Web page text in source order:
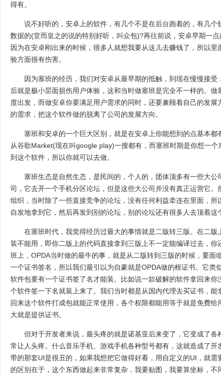
得有。
说不好听的，安卓上的软件，有几个不是在后台跑着的，有几个
数据的(堂而皇之的说的特别好听，叫众包)?再往前说，安卓早期一
因为在安卓刚出来的时候，很多人就想我要从这儿去赚钱了，所以
验方面很有伤害。
因为塞班的经历，我们对安卓从最早期的抵触，到现在慢慢接受
后就是极小层面损伤用户体验，这和当时做塞班是完全不一样的。
度出发，而做安卓你要满足用户需求的同时，还要兼顾着自己的发
的需求，把这个软件做的脱离了公司的发展方向。
塞班和安卓的一个巨大区别，就是在安卓上你能想到的点基本都
从谷歌Market(现在叫google play)一搜都有，而塞班时期是你想一
到这个软件，所以你就可以去做。
塞班生态是自然生态，是民间的，个人的，团体顶多有一些大公
司，它去开一个手机分区论坛，但是这些大公司并没有真正运营它
组织，当时除了一些直接竞争的论坛，没有任何利益牵连在里面，
自发地拿到它，然后再发到别的论坛，别的论坛还有很多人去顶着
在塞班时代，我觉得经历过最大的事情就是二版转三版。在二版
装不能用，即你二版上的代码直接拿到三版上不一定能编译过去，
班上，OPDA当时做的最牛的事，就是从二版转到三版的时候，要面
一个证书签名，所以我们最引以为自豪就是OPDA做的根证书。它类
软件包要有一个证书签了名才能装。比如说一款破解的软件拿回来
个软件签一下名就装上来了。我们当时都是从国内代理去买证书，
回来这个软件打成包就能正常使用，各个权限都能用等于就是免费
大就是提供证书。
但对于开发者来说，最头疼的就是诺基亚后来变了，它变成了各
常让人头疼。什么音乐手机、游戏手机各种型号都有，这就造成了
带的那套UI是很丑的，如果我想把它做得好看，用自定义的UI，就
的区别在于，这个东西做起来非常复杂，我要贴图，我要算坐标，